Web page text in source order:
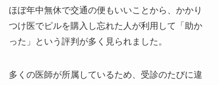
ほぼ年中無休で交通の便もいいことから、かかり
つけ医でピルを購入し忘れた人が利用して「助か
った」という評判が多く見られました。
多くの医師が所属しているため、受診のたびに違